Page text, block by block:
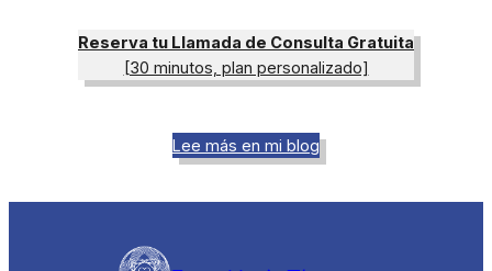
Reserva tu Llamada de Consulta Gratuita
[30 minutos, plan personalizado]
Lee más en mi blog